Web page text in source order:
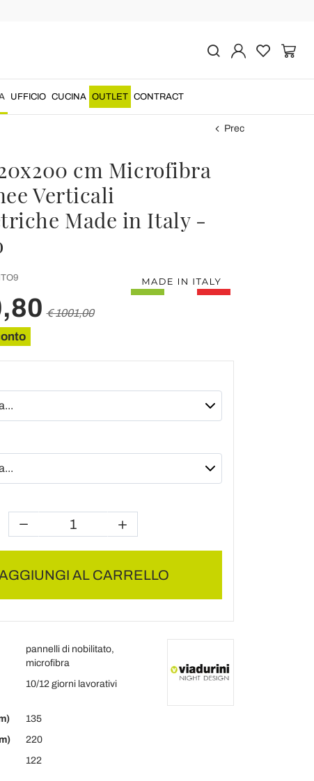
UFFICIO CUCINA OUTLET CONTRACT
Prec
cm Microfibra
Verticali
Made in Italy -
€ 1001,00
AL CARRELLO
pannelli di nobilitato,
microfibra
10/12 giorni lavorativi
135
220
122